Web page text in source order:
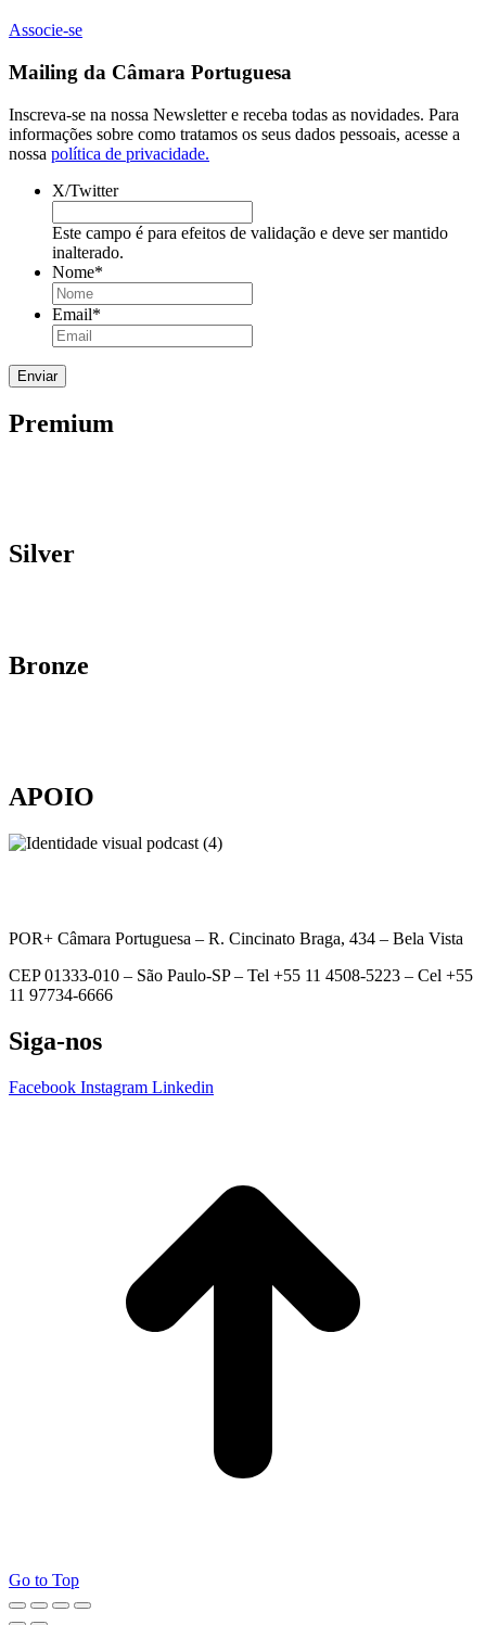
Associe-se
Mailing da Câmara Portuguesa
Inscreva-se na nossa Newsletter e receba todas as novidades. Para
informações sobre como tratamos os seus dados pessoais, acesse a
nossa política de privacidade.
X/Twitter
Este campo é para efeitos de validação e deve ser mantido
inalterado.
Nome*
Email*
Premium
Silver
Bronze
APOIO
POR+ Câmara Portuguesa – R. Cincinato Braga, 434 – Bela Vista
CEP 01333-010 – São Paulo-SP – Tel +55 11 4508-5223 – Cel +55
11 97734-6666
Siga-nos
Facebook Instagram Linkedin
Go to Top